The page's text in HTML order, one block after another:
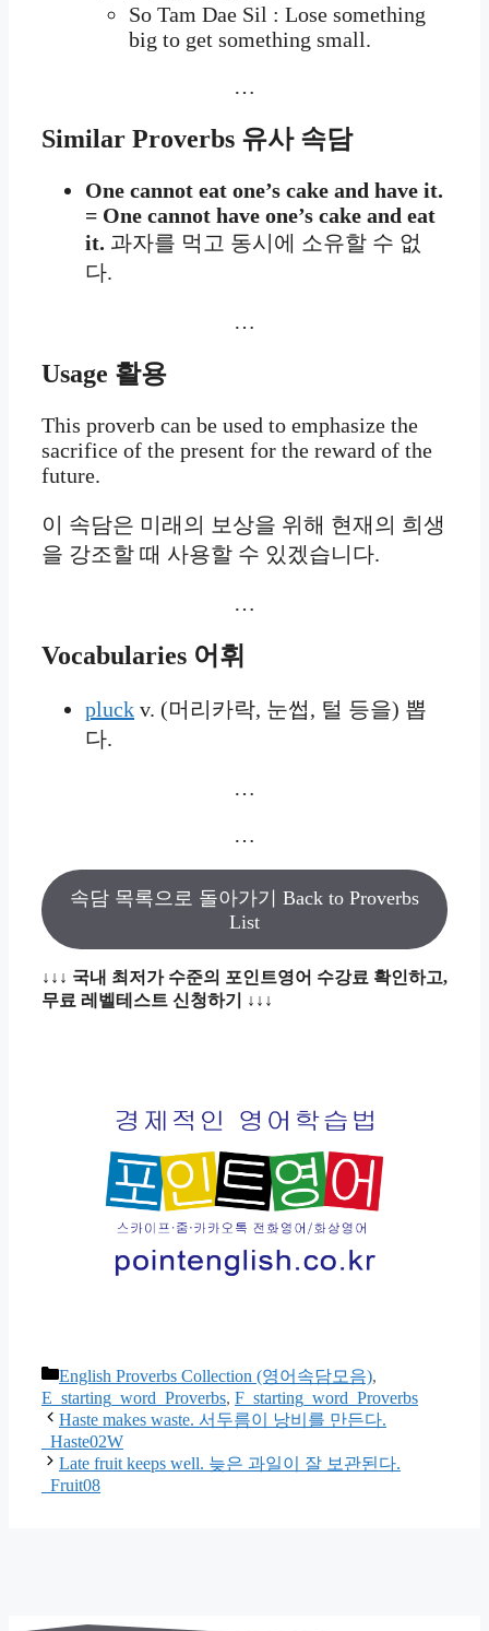
So Tam Dae Sil : Lose something
big to get something small.
…
Similar Proverbs 유사 속담
One cannot eat one’s cake and have it.
= One cannot have one’s cake and eat
it. 과자를 먹고 동시에 소유할 수 없
다.
…
Usage 활용
This proverb can be used to emphasize the
sacrifice of the present for the reward of the
future.
이 속담은 미래의 보상을 위해 현재의 희생
을 강조할 때 사용할 수 있겠습니다.
…
Vocabularies 어휘
pluck v. (머리카락, 눈썹, 털 등을) 뽑
다.
…
…
속담 목록으로 돌아가기 Back to Proverbs
List
↓↓↓ 국내 최저가 수준의 포인트영어 수강료 확인하고,
무료 레벨테스트 신청하기 ↓↓↓
카
테
고
리
English Proverbs Collection (영어속담모음),
E_starting_word_Proverbs, F_starting_word_Proverbs
Haste makes waste. 서두름이 낭비를 만든다.
_Haste02W
Late fruit keeps well. 늦은 과일이 잘 보관된다.
_Fruit08